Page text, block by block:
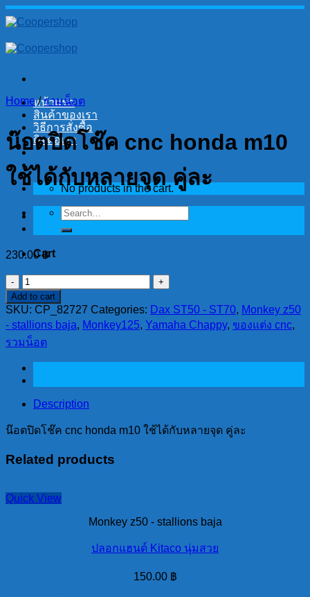
Skip
to
หน้าแรก
สินค้าของเรา
วิธีการสั่งซื้อ
ติดต่อเรา
No products in the cart.
Search
for:
Cart
Home / รวมน็อต
น๊อตปิดโช๊ค cnc honda m10
ใช้ได้กับหลายจุด คู่ละ
230.00฿
น๊อต
ปิด
โช๊ค
cnc
honda
ใช้ได้
กับ
หลาย
จุด
ละ
Add to cart
SKU: CP_82727 Categories: Dax ST50 - ST70, Monkey z50
- stallions baja, Monkey125, Yamaha Chappy, ของแต่ง cnc,
รวมน็อต
Description
น๊อตปิดโช๊ค cnc honda m10 ใช้ได้กับหลายจุด คู่ละ
Related products
Quick View
Monkey z50 - stallions baja
ปลอกแฮนด์ Kitaco นุ่มสวย
150.00 ฿